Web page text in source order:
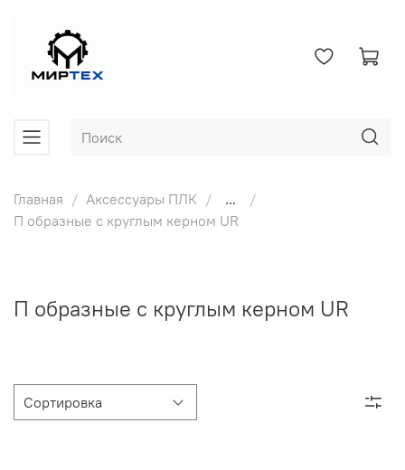
Главная Аксессуары ПЛК
...
П образные с круглым керном UR
П образные с круглым керном UR